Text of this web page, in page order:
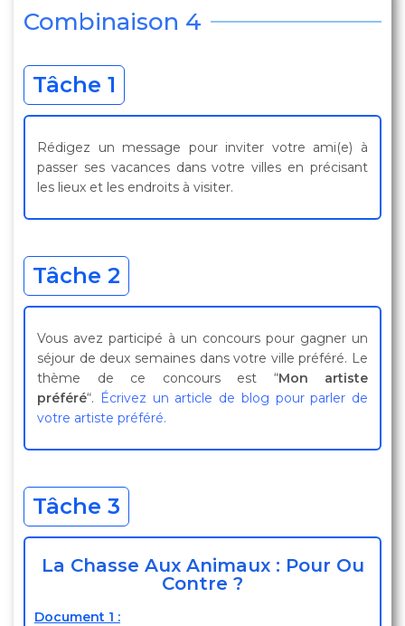
Combinaison 4
Tâche 1
Rédigez un message pour inviter votre ami(e) à
passer ses vacances dans votre villes en précisant
les lieux et les endroits à visiter.
Tâche 2
Vous avez participé à un concours pour gagner un
séjour de deux semaines dans votre ville préféré. Le
thème de ce concours est “Mon artiste
préféré“. Écrivez un article de blog pour parler de
votre artiste préféré.
Tâche 3
La Chasse Aux Animaux : Pour Ou
Contre ?
Document 1 :